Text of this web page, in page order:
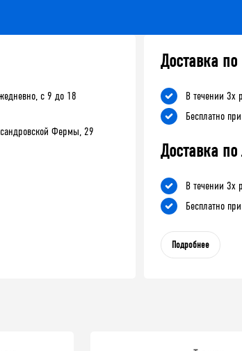
с 9 до 18
Фермы, 29
Доставка
В течении 3х
Бесплатно
Доставка
В течении 3х
Бесплатно
Подробнее